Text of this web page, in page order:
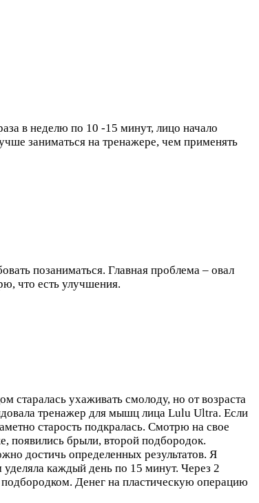
в неделю по 10 -15 минут, лицо начало
заниматься на тренажере, чем применять
позаниматься. Главная проблема – овал
что есть улучшения.
старалась ухаживать смолоду, но от возраста
тренажер для мышц лица Lulu Ultra. Если
старость подкралась. Смотрю на свое
появились брыли, второй подбородок.
достичь определенных результатов. Я
каждый день по 15 минут. Через 2
Денег на пластическую операцию